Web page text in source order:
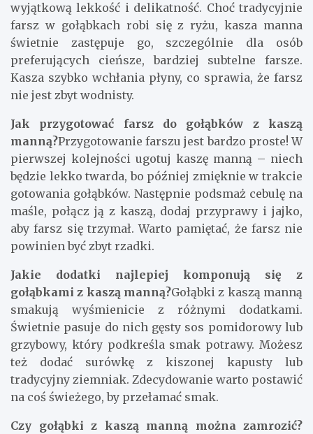
wyjątkową lekkość i delikatność. Choć tradycyjnie
farsz w gołąbkach robi się z ryżu, kasza manna
świetnie zastępuje go, szczególnie dla osób
preferujących cieńsze, bardziej subtelne farsze.
Kasza szybko wchłania płyny, co sprawia, że farsz
nie jest zbyt wodnisty.
Jak przygotować farsz do gołąbków z kaszą
manną?Przygotowanie farszu jest bardzo proste! W
pierwszej kolejności ugotuj kaszę manną – niech
będzie lekko twarda, bo później zmięknie w trakcie
gotowania gołąbków. Następnie podsmaż cebulę na
maśle, połącz ją z kaszą, dodaj przyprawy i jajko,
aby farsz się trzymał. Warto pamiętać, że farsz nie
powinien być zbyt rzadki.
Jakie dodatki najlepiej komponują się z
gołąbkami z kaszą manną?Gołąbki z kaszą manną
smakują wyśmienicie z różnymi dodatkami.
Świetnie pasuje do nich gęsty sos pomidorowy lub
grzybowy, który podkreśla smak potrawy. Możesz
też dodać surówkę z kiszonej kapusty lub
tradycyjny ziemniak. Zdecydowanie warto postawić
na coś świeżego, by przełamać smak.
Czy gołąbki z kaszą manną można zamrozić?